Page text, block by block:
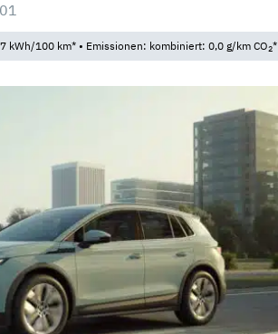
kWh/100 km* • Emissionen: kombiniert: 0,0 g/km CO2*